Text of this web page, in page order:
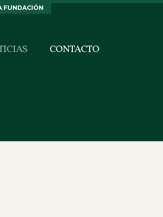
FUNDACIÓN
CONTACTO